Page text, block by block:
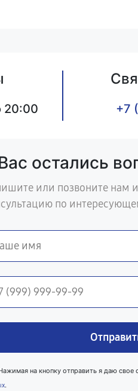
20:00 +7
остались
или позвоните нам
по
на кнопку отправить я даю свое
.